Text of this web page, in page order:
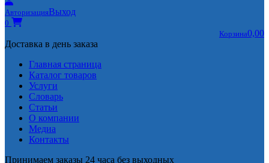
АвторизацияВыход
0
Корзина0,00
Доставка в день заказа
Главная страница
Каталог товаров
Услуги
Словарь
Статьи
О компании
Медиа
Контакты
Принимаем заказы 24 часа без выходных